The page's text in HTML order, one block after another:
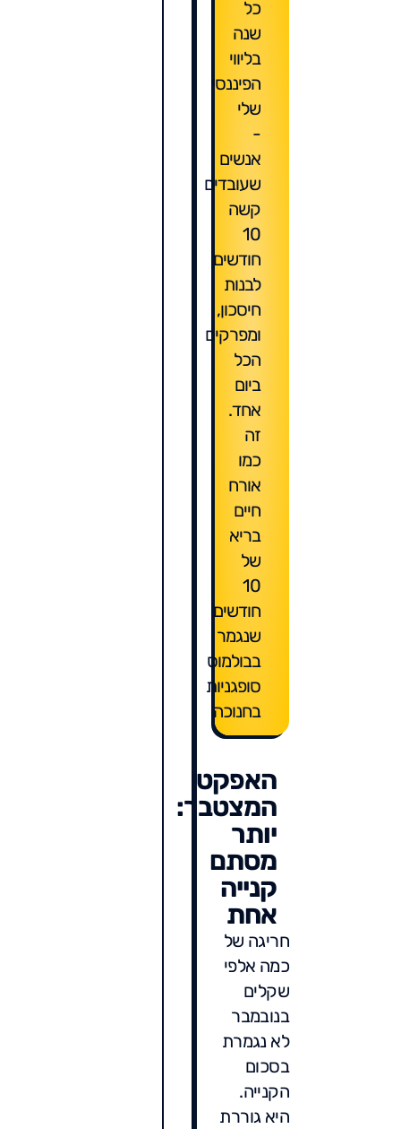
כל
שנה
בליווי
הפיננסי
שלי
-
אנשים
שעובדים
קשה
10
חודשים
לבנות
חיסכון,
ומפרקים
הכל
ביום
אחד.
זה
כמו
אורח
חיים
בריא
של
10
חודשים
שנגמר
בבולמוס
סופגניות
בחנוכה
האפקט
המצטבר:
יותר
מסתם
קנייה
אחת
חריגה של
כמה אלפי
שקלים
בנובמבר
לא נגמרת
בסכום
הקנייה.
היא גוררת